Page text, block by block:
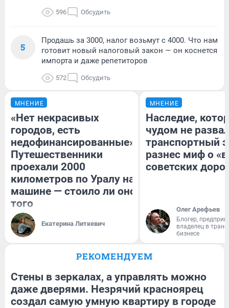
596 Обсудить
5
Продашь за 3000, налог возьмут с 4000. Что нам
готовит новый налоговый закон — он коснется
импорта и даже репетиторов
572 Обсудить
МНЕНИЕ
«Нет некрасивых
городов, есть
недофинансированные».
Путешественники
проехали 2000
километров по Уралу на
машине — стоило ли оно
того
Екатерина Литкевич
МНЕНИЕ
Наследие,
чудом не
транспортный
разнес миф о
советских
Олег Арефьев
Блогер,
владелец в
бизнесе
РЕКОМЕНДУЕМ
Стены в зеркалах, а управлять можно
даже дверями. Незрячий красноярец
создал самую умную квартиру в городе